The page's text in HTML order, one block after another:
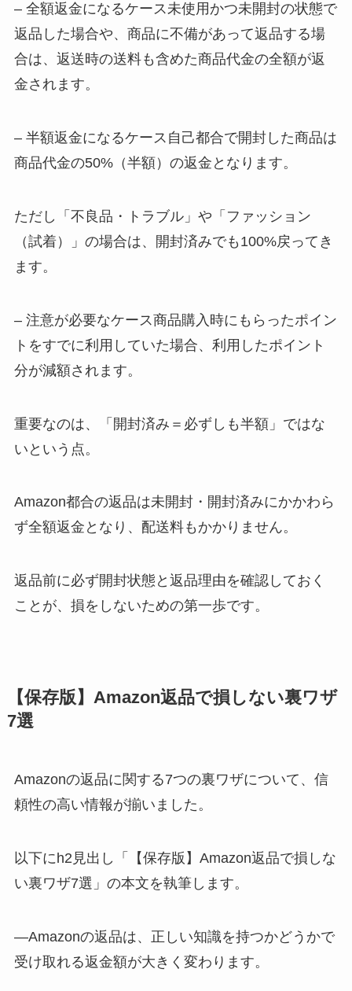
– 全額返金になるケース未使用かつ未開封の状態で
返品した場合や、商品に不備があって返品する場
合は、返送時の送料も含めた商品代金の全額が返
金されます。
– 半額返金になるケース自己都合で開封した商品は
商品代金の50%（半額）の返金となります。
ただし「不良品・トラブル」や「ファッション
（試着）」の場合は、開封済みでも100%戻ってき
ます。
– 注意が必要なケース商品購入時にもらったポイン
トをすでに利用していた場合、利用したポイント
分が減額されます。
重要なのは、「開封済み＝必ずしも半額」ではな
いという点。
Amazon都合の返品は未開封・開封済みにかかわら
ず全額返金となり、配送料もかかりません。
返品前に必ず開封状態と返品理由を確認しておく
ことが、損をしないための第一歩です。
【保存版】Amazon返品で損しない裏ワザ
7選
Amazonの返品に関する7つの裏ワザについて、信
頼性の高い情報が揃いました。
以下にh2見出し「【保存版】Amazon返品で損しな
い裏ワザ7選」の本文を執筆します。
—Amazonの返品は、正しい知識を持つかどうかで
受け取れる返金額が大きく変わります。